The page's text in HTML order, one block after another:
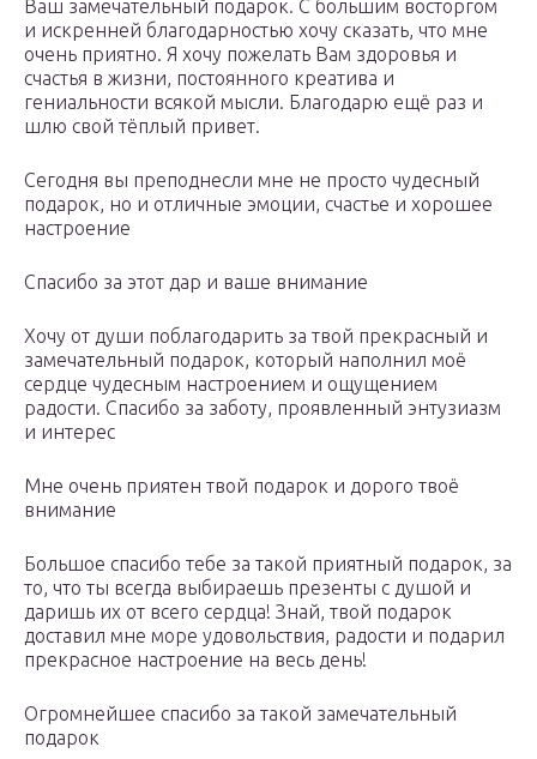
Ваш замечательный подарок. С большим восторгом
и искренней благодарностью хочу сказать, что мне
очень приятно. Я хочу пожелать Вам здоровья и
счастья в жизни, постоянного креатива и
гениальности всякой мысли. Благодарю ещё раз и
шлю свой тёплый привет.
Сегодня вы преподнесли мне не просто чудесный
подарок, но и отличные эмоции, счастье и хорошее
настроение
Спасибо за этот дар и ваше внимание
Хочу от души поблагодарить за твой прекрасный и
замечательный подарок, который наполнил моё
сердце чудесным настроением и ощущением
радости. Спасибо за заботу, проявленный энтузиазм
и интерес
Мне очень приятен твой подарок и дорого твоё
внимание
Большое спасибо тебе за такой приятный подарок, за
то, что ты всегда выбираешь презенты с душой и
даришь их от всего сердца! Знай, твой подарок
доставил мне море удовольствия, радости и подарил
прекрасное настроение на весь день!
Огромнейшее спасибо за такой замечательный
подарок